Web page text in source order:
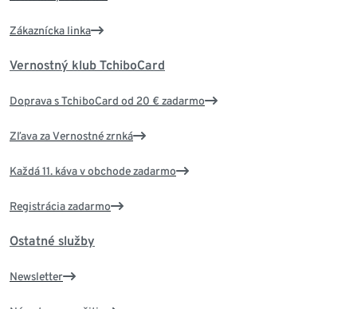
Zákaznícka linka
Vernostný klub TchiboCard
Doprava s TchiboCard od 20 € zadarmo
Zľava za Vernostné zrnká
Každá 11. káva v obchode zadarmo
Registrácia zadarmo
Ostatné služby
Newsletter